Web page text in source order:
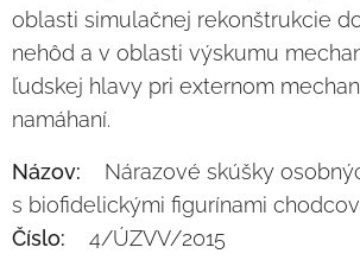
oblasti simulačnej rekonštrukcie
nehôd a v oblasti výskumu
ľudskej hlavy pri externom
namáhaní.
Názov: Nárazové skúšky
s biofidelickými figurínami chodcov
Číslo: 4/ÚZVV/2015